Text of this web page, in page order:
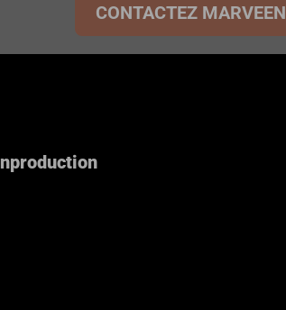
CONTACTEZ MARVEEN